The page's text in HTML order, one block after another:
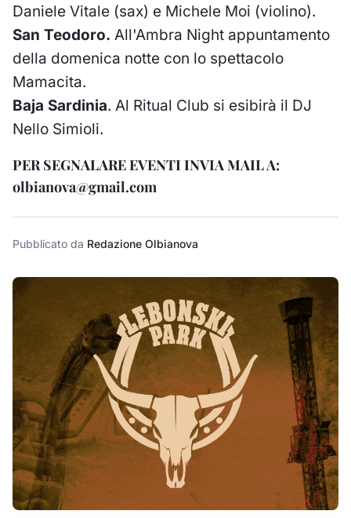
Daniele Vitale (sax) e Michele Moi (violino).
San Teodoro. All'Ambra Night appuntamento
della domenica notte con lo spettacolo
Mamacita.
Baja Sardinia. Al Ritual Club si esibirà il DJ
Nello Simioli.
PER SEGNALARE EVENTI INVIA MAIL A:
olbianova@gmail.com
Pubblicato da Redazione Olbianova